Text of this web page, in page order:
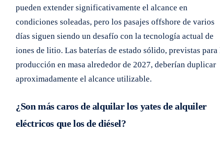
pueden extender significativamente el alcance en
condiciones soleadas, pero los pasajes offshore de varios
días siguen siendo un desafío con la tecnología actual de
iones de litio. Las baterías de estado sólido, previstas para
producción en masa alrededor de 2027, deberían duplicar
aproximadamente el alcance utilizable.
¿Son más caros de alquilar los yates de alquiler
eléctricos que los de diésel?